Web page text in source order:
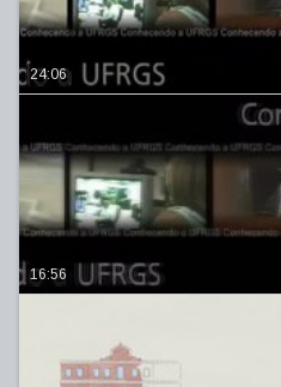
24:06
16:56